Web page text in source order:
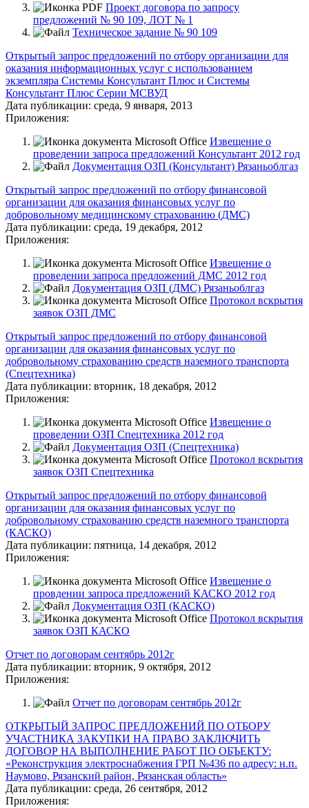
Проект договора по запросу
предложений № 90 109, ЛОТ № 1
Техническое задание № 90 109
Открытый запрос предложений по отбору организации для
оказания информационных услуг с использованием
экземпляра Системы Консультант Плюс и Системы
Консультант Плюс Серии МСВУД
Дата публикации: среда, 9 января, 2013
Приложения:
Извещение о
проведении запроса предложений Консультант 2012 год
Документация ОЗП (Консультант) Рязаньоблгаз
Открытый запрос предложений по отбору финансовой
организации для оказания финансовых услуг по
добровольному медицинскому страхованию (ДМС)
Дата публикации: среда, 19 декабря, 2012
Приложения:
Извещение о
проведении запроса предложений ДМС 2012 год
Документация ОЗП (ДМС) Рязаньоблгаз
Протокол вскрытия
заявок ОЗП ДМС
Открытый запрос предложений по отбору финансовой
организации для оказания финансовых услуг по
добровольному страхованию средств наземного транспорта
(Спецтехника)
Дата публикации: вторник, 18 декабря, 2012
Приложения:
Извещение о
проведении ОЗП Спецтехника 2012 год
Документация ОЗП (Спецтехника)
Протокол вскрытия
заявок ОЗП Спецтехника
Открытый запрос предложений по отбору финансовой
организации для оказания финансовых услуг по
добровольному страхованию средств наземного транспорта
(КАСКО)
Дата публикации: пятница, 14 декабря, 2012
Приложения:
Извещение о
провдении запроса предложений КАСКО 2012 год
Документация ОЗП (КАСКО)
Протокол вскрытия
заявок ОЗП КАСКО
Отчет по договорам сентябрь 2012г
Дата публикации: вторник, 9 октября, 2012
Приложения:
Отчет по договорам сентябрь 2012г
ОТКРЫТЫЙ ЗАПРОС ПРЕДЛОЖЕНИЙ ПО ОТБОРУ
УЧАСТНИКА ЗАКУПКИ НА ПРАВО ЗАКЛЮЧИТЬ
ДОГОВОР НА ВЫПОЛНЕНИЕ РАБОТ ПО ОБЪЕКТУ:
«Реконструкция электроснабжения ГРП №436 по адресу: н.п.
Наумово, Рязанский район, Рязанская область»
Дата публикации: среда, 26 сентября, 2012
Приложения: